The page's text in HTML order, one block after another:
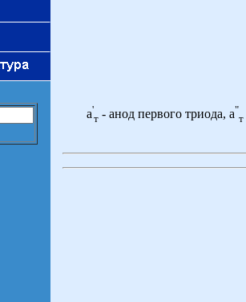
а'
т - анод первого триода, а"
т